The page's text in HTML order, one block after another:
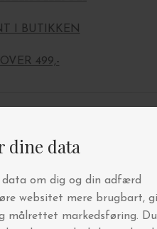
I BUTIKKEN
499,-